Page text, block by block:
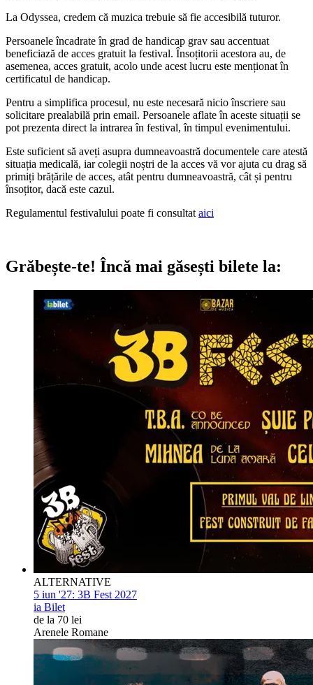
La Odyssea, credem că muzica trebuie să fie accesibilă tuturor.
Persoanele încadrate în grad de handicap grav sau accentuat
beneficiază de acces gratuit la festival. Însoțitorii acestora au, de
asemenea, acces gratuit, acolo unde acest lucru este menționat în
certificatul de handicap.
Pentru a simplifica procesul, nu este necesară nicio înscriere sau
solicitare prealabilă prin email. Persoanele aflate în aceste situații se
pot prezenta direct la intrarea în festival, în timpul evenimentului.
Este suficient să aveți asupra dumneavoastră documentele care atestă
situația medicală, iar colegii noștri de la acces vă vor ajuta cu drag să
primiți brățările de acces, atât pentru dumneavoastră, cât și pentru
însoțitor, dacă este cazul.
Regulamentul festivalului poate fi consultat aici
Grăbește-te! Încă mai găsești bilete la:
ALTERNATIVE
5 iun '27: 3B Fest 2027
ia Bilet
de la 70 lei
Arenele Romane